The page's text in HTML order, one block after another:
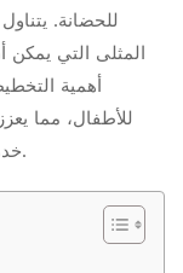
للحضانة.
المثلى التي
أهمية
للأطفال، مما
خدماتها، ويضمن استدامتها المالية في المستقبل.